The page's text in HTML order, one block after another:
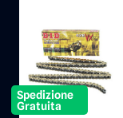
Spedizione
Gratuita